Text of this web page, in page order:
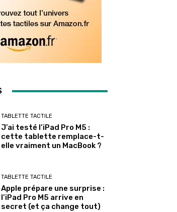
TABLETTE TACTILE
J’ai testé l’iPad Pro M5 :
cette tablette remplace-t-
elle vraiment un MacBook ?
TABLETTE TACTILE
Apple prépare une surprise :
l’iPad Pro M5 arrive en
secret (et ça change tout)